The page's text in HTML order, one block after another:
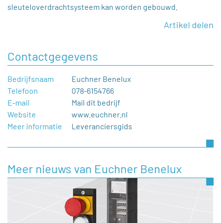
sleuteloverdrachtsysteem kan worden gebouwd.
Artikel delen
Contactgegevens
Bedrijfsnaam
Euchner Benelux
Telefoon
078-6154766
E-mail
Mail dit bedrijf
Website
www.euchner.nl
Meer informatie
Leveranciersgids
Meer nieuws van Euchner Benelux